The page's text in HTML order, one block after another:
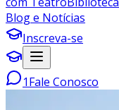
Blog e Notícias
Inscreva-se
1Fale Conosco